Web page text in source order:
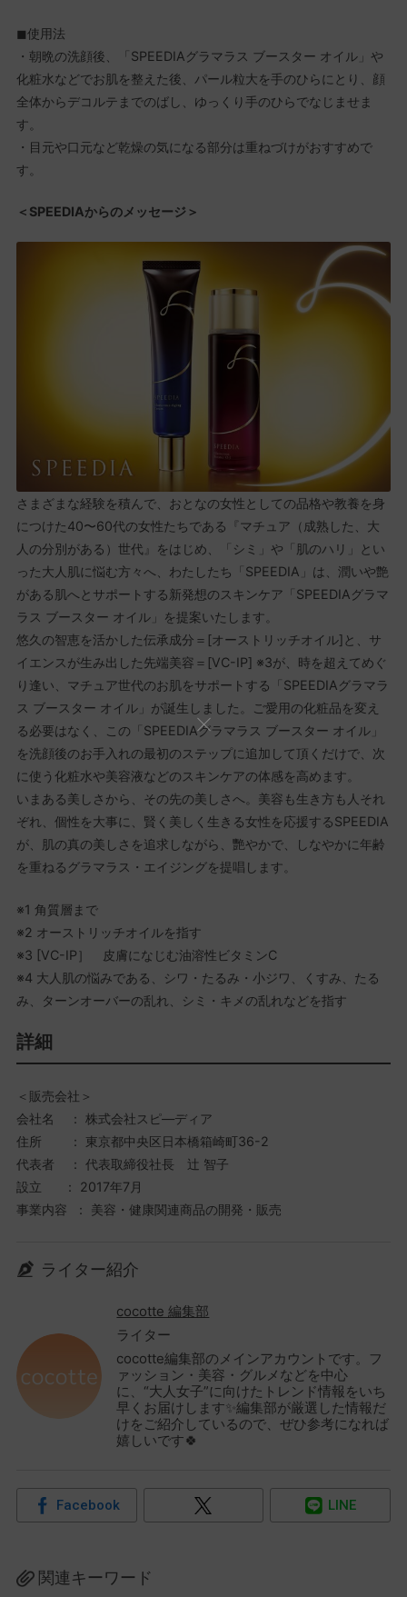
◼使用法
・朝晩の洗顔後、「SPEEDIAグラマラス ブースター オイル」や
化粧水などでお肌を整えた後、パール粒大を手のひらにとり、顔
全体からデコルテまでのばし、ゆっくり手のひらでなじませま
す。
・目元や口元など乾燥の気になる部分は重ねづけがおすすめで
す。
＜SPEEDIAからのメッセージ＞
さまざまな経験を積んで、おとなの女性としての品格や教養を身
につけた40〜60代の女性たちである『マチュア（成熟した、大
人の分別がある）世代』をはじめ、「シミ」や「肌のハリ」とい
った大人肌に悩む方々へ、わたしたち「SPEEDIA」は、潤いや艶
がある肌へとサポートする新発想のスキンケア「SPEEDIAグラマ
ラス ブースター オイル」を提案いたします。
悠久の智恵を活かした伝承成分＝[オーストリッチオイル]と、サ
イエンスが生み出した先端美容＝[VC-IP] ※3が、時を超えてめぐ
り逢い、マチュア世代のお肌をサポートする「SPEEDIAグラマラ
ス ブースター オイル」が誕生しました。ご愛用の化粧品を変え
る必要はなく、この「SPEEDIAグラマラス ブースター オイル」
を洗顔後のお手入れの最初のステップに追加して頂くだけで、次
に使う化粧水や美容液などのスキンケアの体感を高めます。
いまある美しさから、その先の美しさへ。美容も生き方も人それ
ぞれ、個性を大事に、賢く美しく生きる女性を応援するSPEEDIA
が、肌の真の美しさを追求しながら、艷やかで、しなやかに年齢
を重ねるグラマラス・エイジングを提唱します。
※1 角質層まで
※2 オーストリッチオイルを指す
※3 [VC-IP］ 皮膚になじむ油溶性ビタミンC
※4 大人肌の悩みである、シワ・たるみ・小ジワ、くすみ、たる
み、ターンオーバーの乱れ、シミ・キメの乱れなどを指す
詳細
＜販売会社＞
会社名 ： 株式会社スピ―ディア
住所 ： 東京都中央区日本橋箱崎町36-2
代表者 ： 代表取締役社長 辻 智子
設立 ： 2017年7月
事業内容 ： 美容・健康関連商品の開発・販売
ライター紹介
cocotte 編集部
ライター
cocotte編集部のメインアカウントです。フ
ァッション・美容・グルメなどを中心
に、“大人女子”に向けたトレンド情報をいち
早くお届けします✨編集部が厳選した情報だ
けをご紹介しているので、ぜひ参考になれば
嬉しいです🍀
Facebook LINE
関連キーワード